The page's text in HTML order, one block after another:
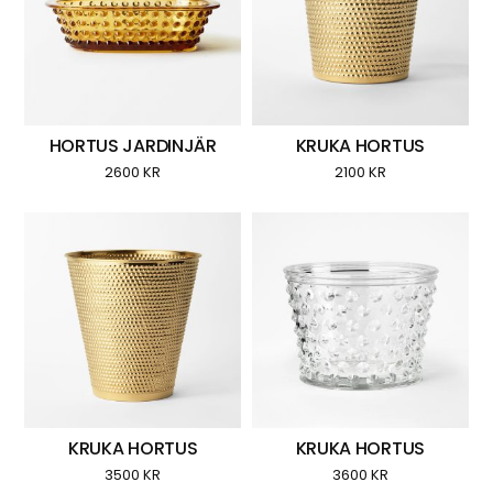
HORTUS JARDINJÄR
2600KR
KRUKA HORTUS
2100 KR
KRUKA HORTUS
3500KR
KRUKA HORTUS
3600 KR